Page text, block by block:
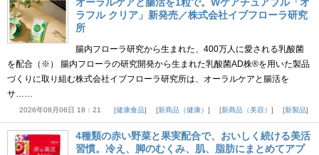
ラフル クリア」新発売／株式会社イブフローラ研究
所
腸内フローラ研究から生まれた、400万人に愛される乳酸菌
を配合（※） 腸内フローラの研究開発から生まれた乳酸菌AD株®を用いた製品
づくりに取り組む株式会社イブフローラ研究所は、オーラルケアと腸活を
サ……
2026年08月06日 18：21 健康食品 新商品（健康） 新商品（美容） 新製品
4種類の赤い野菜と果実配合で、おいしく続ける美活
習慣。冷え、脚のむくみ、肌、脂肪にまとめてアプ